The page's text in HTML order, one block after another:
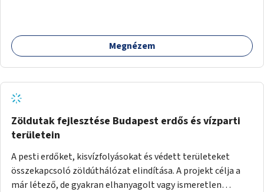
Megnézem
Zöldutak fejlesztése Budapest erdős és vízparti
területein
A pesti erdőket, kisvízfolyásokat és védett területeket
összekapcsoló zöldúthálózat elindítása. A projekt célja a
már létező, de gyakran elhanyagolt vagy ismeretlen